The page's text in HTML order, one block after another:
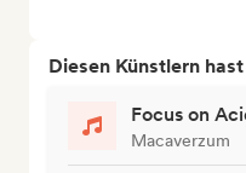
Diesen Künstlern
Focus on
Macaverzum